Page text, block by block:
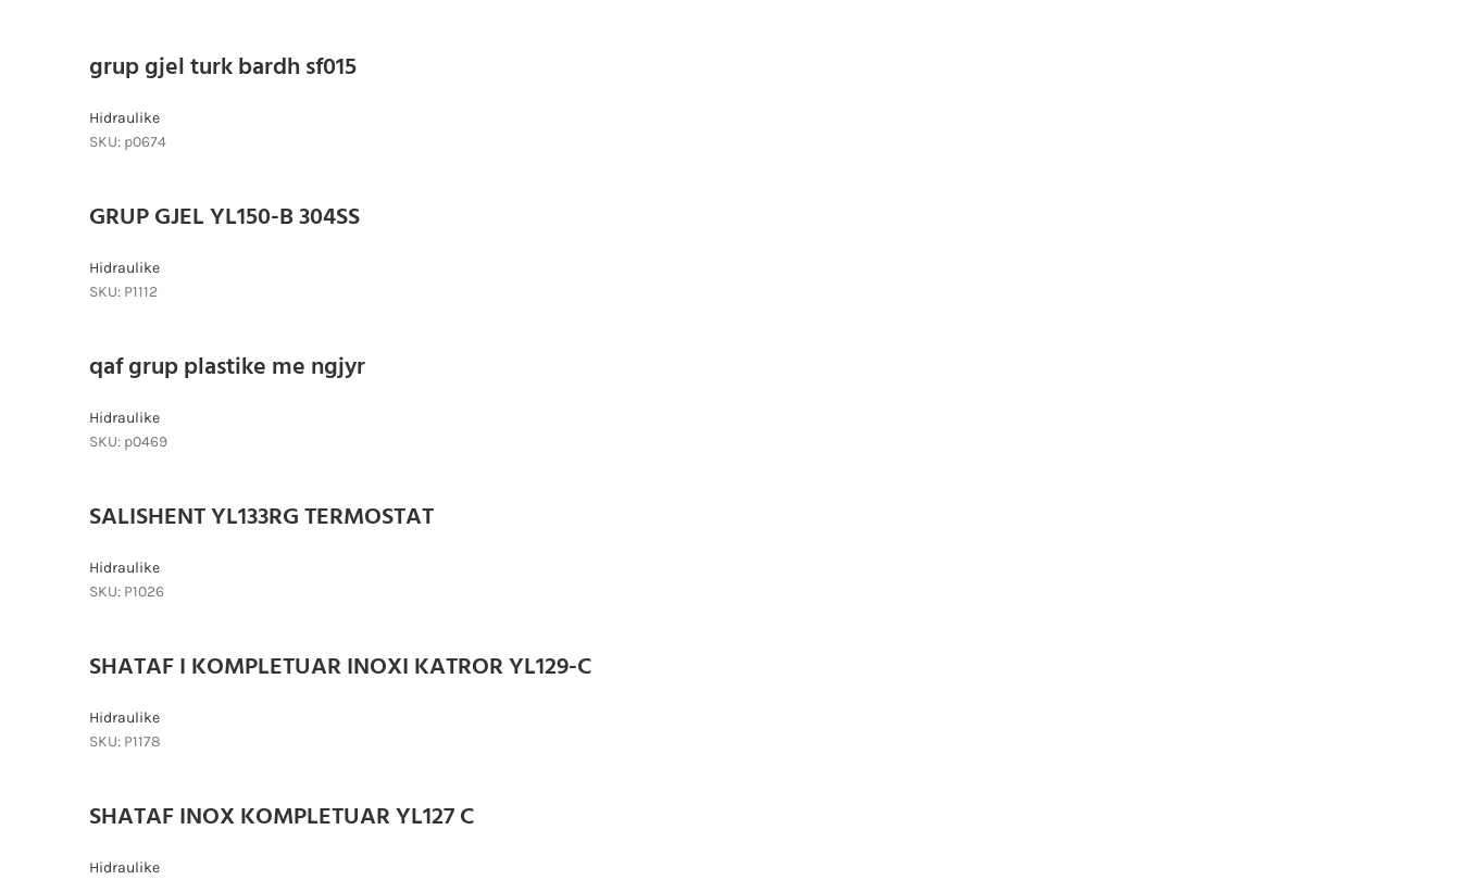
grup gjel turk bardh sf015
Hidraulike
SKU: p0674
GRUP GJEL YL150-B 304SS
Hidraulike
SKU: P1112
qaf grup plastike me ngjyr
Hidraulike
SKU: p0469
SALISHENT YL133RG TERMOSTAT
Hidraulike
SKU: P1026
SHATAF I KOMPLETUAR INOXI KATROR YL129-C
Hidraulike
SKU: P1178
SHATAF INOX KOMPLETUAR YL127 C
Hidraulike